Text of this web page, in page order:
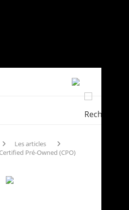
Les articles
Pré-Owned (CPO)